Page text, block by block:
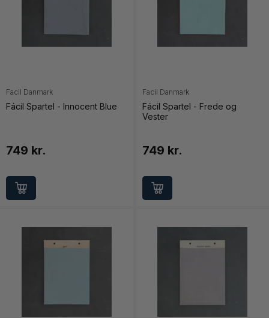
Facil Danmark
Fácil Spartel - Innocent Blue
749 kr.
Facil Danmark
Fácil Spartel - Frede og
Vester
749 kr.